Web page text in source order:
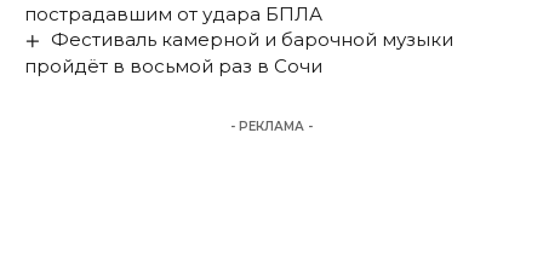
пострадавшим от удара БПЛА
Фестиваль камерной и барочной музыки
пройдёт в восьмой раз в Сочи
- РЕКЛАМА -